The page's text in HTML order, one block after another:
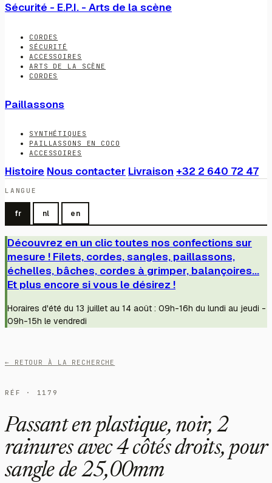
Sécurité - E.P.I. - Arts de la scène
CORDES
SÉCURITÉ
ACCESSOIRES
ARTS DE LA SCÈNE
CORDES
Paillassons
SYNTHÉTIQUES
PAILLASSONS EN COCO
ACCESSOIRES
Histoire Nous contacter Livraison +32 2 640 72 47
LANGUE
fr nl en
Découvrez en un clic toutes nos confections sur
mesure ! Filets, cordes, sangles, paillassons,
échelles, bâches, cordes à grimper, balançoires...
Et plus encore si vous le désirez !
Horaires d'été du 13 juillet au 14 août : 09h-16h du lundi au jeudi -
09h-15h le vendredi
← RETOUR À LA RECHERCHE
RÉF · 1179
Passant en plastique, noir, 2
rainures avec 4 côtés droits, pour
sangle de 25,00mm